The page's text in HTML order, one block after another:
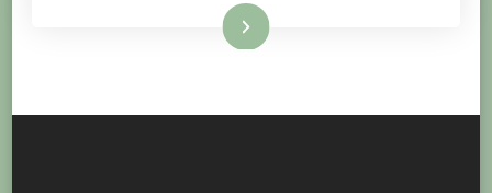
LEGGI TUTTO